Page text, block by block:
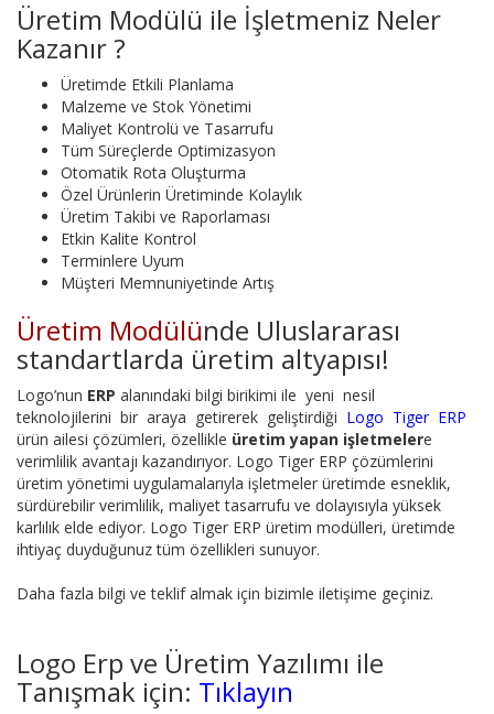
Üretim Modülü ile İşletmeniz Neler
Kazanır ?
Üretimde Etkili Planlama
Malzeme ve Stok Yönetimi
Maliyet Kontrolü ve Tasarrufu
Tüm Süreçlerde Optimizasyon
Otomatik Rota Oluşturma
Özel Ürünlerin Üretiminde Kolaylık
Üretim Takibi ve Raporlaması
Etkin Kalite Kontrol
Terminlere Uyum
Müşteri Memnuniyetinde Artış
Üretim Modülünde Uluslararası
standartlarda üretim altyapısı!
Logo’nun ERP alanındaki bilgi birikimi ile yeni nesil
teknolojilerini bir araya getirerek geliştirdiği Logo Tiger ERP
ürün ailesi çözümleri, özellikle üretim yapan işletmelere
verimlilik avantajı kazandırıyor. Logo Tiger ERP çözümlerini
üretim yönetimi uygulamalarıyla işletmeler üretimde esneklik,
sürdürebilir verimlilik, maliyet tasarrufu ve dolayısıyla yüksek
karlılık elde ediyor. Logo Tiger ERP üretim modülleri, üretimde
ihtiyaç duyduğunuz tüm özellikleri sunuyor.
Daha fazla bilgi ve teklif almak için bizimle iletişime geçiniz.
Logo Erp ve Üretim Yazılımı ile
Tanışmak için: Tıklayın